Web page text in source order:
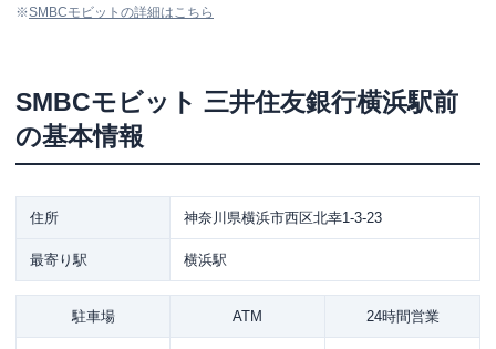
※SMBCモビット の詳細はこちら
SMBCモビット 三井住友銀行横浜駅前
の基本情報
住所 神奈川県横浜市西区北幸1-3-23
最寄り駅 横浜駅
駐車場 ATM 24時間営業